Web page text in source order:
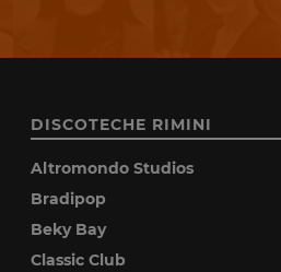
DISCOTECHE RIMINI
Altromondo Studios
Bradipop
Beky Bay
Classic Club